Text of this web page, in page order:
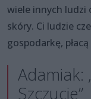
wiele innych ludzi
skóry. Ci ludzie
gospodarkę,
Adamiak:
Szczucie”